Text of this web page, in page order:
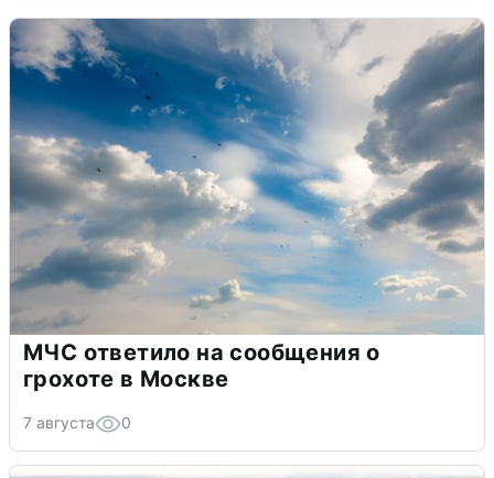
МЧС ответило на сообщения о
грохоте в Москве
7 августа 0